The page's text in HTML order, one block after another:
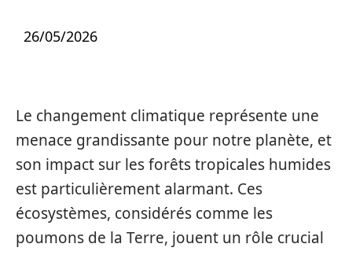
26/05/2026
Le changement climatique représente une
menace grandissante pour notre planète, et
son impact sur les forêts tropicales humides
est particulièrement alarmant. Ces
écosystèmes, considérés comme les
poumons de la Terre, jouent un rôle crucial